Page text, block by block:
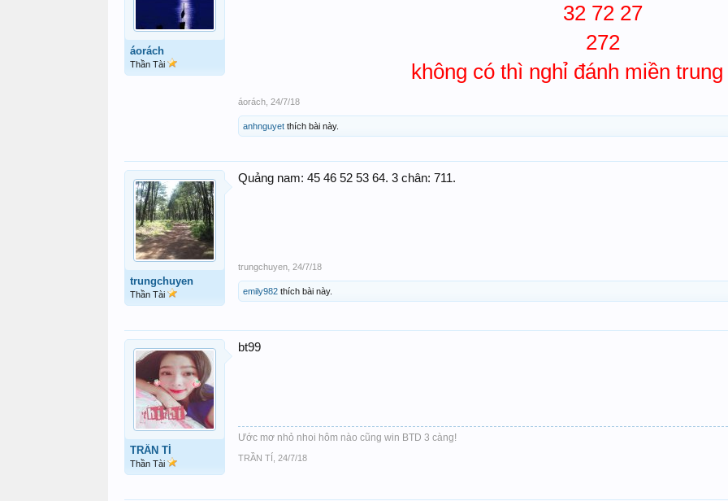
áorách
Thần Tài
32 72 27
272
không có thì nghỉ đánh miền trung
áorách 24/7/18
anhnguyet thích bài này.
trungchuyen
Thần Tài
Quảng nam: 45 46 52 53 64. 3 chân: 711.
trungchuyen 24/7/18
emily982 thích bài này.
TRẦN TÍ
Thần Tài
bt99
Ước mơ nhỏ nhoi hôm nào cũng win BTD 3 càng!
TRẦN TÍ 24/7/18